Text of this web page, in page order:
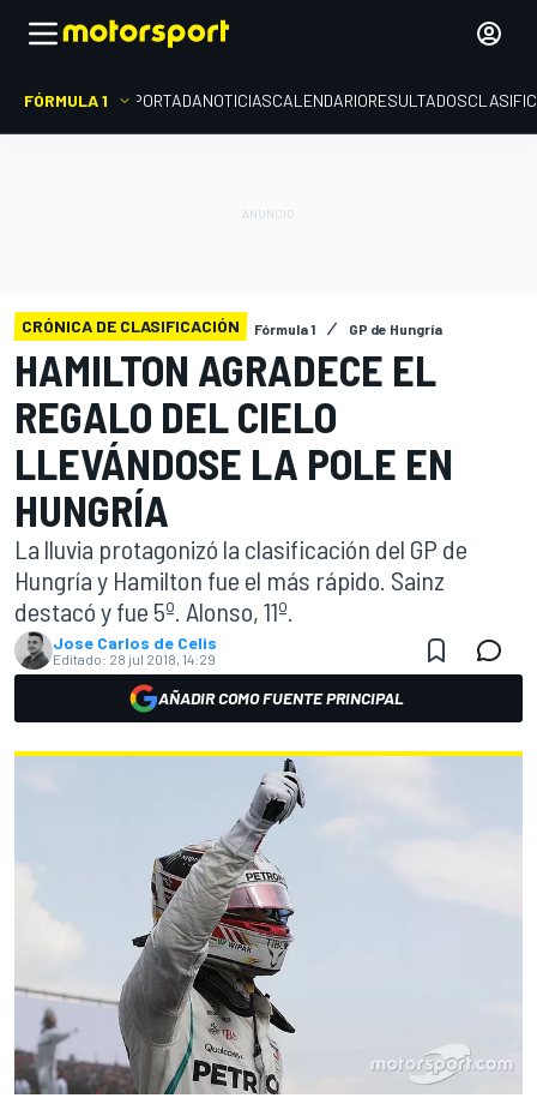
FÓRMULA 1 PORTADANOTICIASCALENDARIORESULTADOS
CRÓNICA DE CLASIFICACIÓN Fórmula 1 GP de Hungría
HAMILTON AGRADECE EL
REGALO DEL CIELO
LLEVÁNDOSE LA POLE EN
HUNGRÍA
La lluvia protagonizó la clasificación del GP de
Hungría y Hamilton fue el más rápido. Sainz
destacó y fue 5º. Alonso, 11º.
Jose Carlos de Celis
Editado: 28 jul 2018, 14:29
AÑADIR COMO FUENTE PRINCIPAL